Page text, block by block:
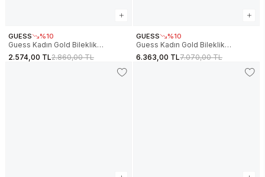
GUESS %10
Guess Kadın Gold Bileklik
JGUJUBB06057JWYGS
2.574,00 TL2.860,00 TL
GUESS %10
Guess Kadın Gold Bileklik
JGUJUBB06042JWYGS
6.363,00 TL7.070,00 TL